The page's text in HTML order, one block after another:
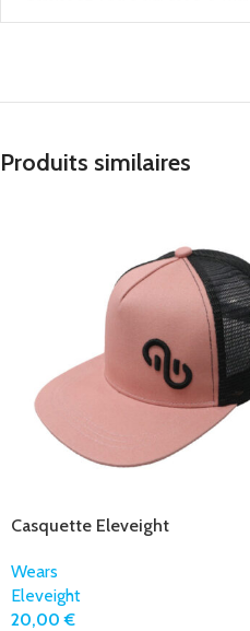
Produits similaires
Casquette Eleveight
Wears
Eleveight
20,00€